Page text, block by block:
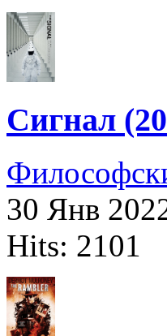
Сигнал
30 Янв
Hits: 2101